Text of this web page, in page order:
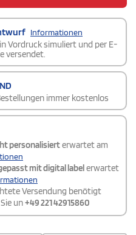
Informationen
Vordruck simuliert und per E-
versendet.
immer kostenlos
personalisierterwartet am
mit digital label erwartet
Versendung benötigt
un+49 221 42915860